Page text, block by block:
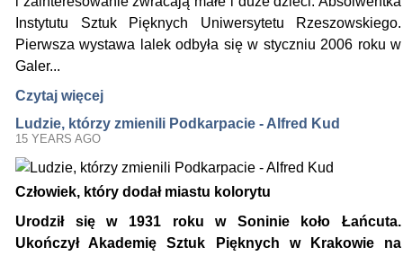
Instytutu Sztuk Pięknych Uniwersytetu Rzeszowskiego.
Pierwsza wystawa lalek odbyła się w styczniu 2006 roku w
Galer...
Czytaj więcej
Ludzie, którzy zmienili Podkarpacie - Alfred Kud
15 YEARS AGO
Człowiek, który dodał miastu kolorytu
Urodził się w 1931 roku w Soninie koło Łańcuta.
Ukończył Akademię Sztuk Pięknych w Krakowie na